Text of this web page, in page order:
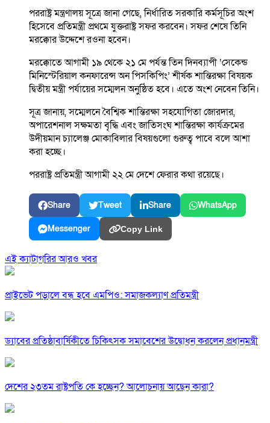
পররাষ্ট্র মন্ত্রণালয় সূত্রে জানা গেছে, নির্ধারিত সরকারি কর্মসূচির অংশ
হিসেবে প্রতিমন্ত্রী প্রথমে যুক্তরাষ্ট্র সফর করবেন। সফর শেষে তিনি
মরক্কোর উদ্দেশে রওনা হবেন।
মরক্কোতে আগামী ১৯ থেকে ২১ মে পর্যন্ত তিন দিনব্যাপী ‘সেকেন্ড
মিনিস্টেরিয়াল কনফারেন্স অন পিসকিপিং’ শীর্ষক শান্তিরক্ষা বিষয়ক
দ্বিতীয় মন্ত্রী পর্যায়ের সম্মেলন অনুষ্ঠিত হবে। এতে অংশ নেবেন তিনি।
সূত্র জানায়, সম্মেলনে বৈশ্বিক শান্তিরক্ষা সহযোগিতা জোরদার,
অপারেশনাল সক্ষমতা বৃদ্ধি এবং জাতিসংঘ শান্তিরক্ষা কার্যক্রমের
উদীয়মান চ্যালেঞ্জ মোকাবিলার বিষয়গুলো গুরুত্ব পাবে বলে আশা
করা হচ্ছে।
পররাষ্ট্র প্রতিমন্ত্রী আগামী ২২ মে দেশে ফেরার কথা রয়েছে।
Share Tweet Share WhatsApp
Messenger Copy Link
এই ক্যাটাগরির আরও খবর
প্রাইভেট পড়ালে বন্ধ হবে এমপিও: সমাজকল্যাণ প্রতিমন্ত্রী
ড্যাবের প্রতিষ্ঠাবার্ষিকীতে চিকিৎসক সমাবেশের উদ্বোধন করলেন প্রধানমন্ত্রী
দেশের ২৩তম রাষ্ট্রপতি কে হচ্ছেন? আলোচনায় আছেন কারা?